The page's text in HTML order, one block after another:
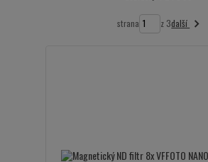
strana z 3další